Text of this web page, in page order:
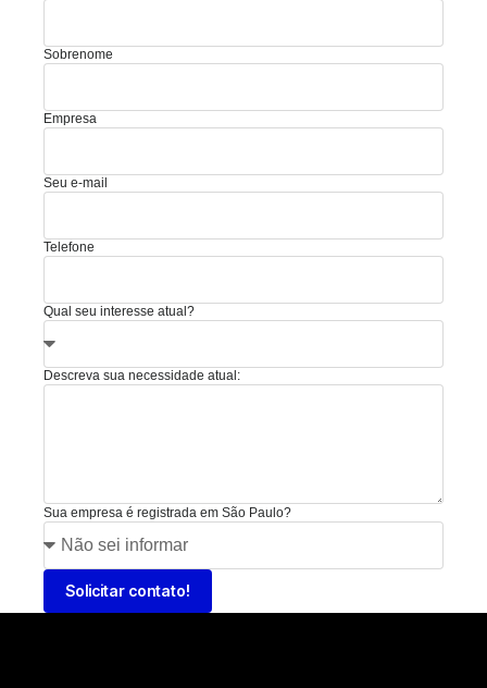
Sobrenome
Empresa
Seu e-mail
Telefone
Qual seu interesse atual?
Descreva sua necessidade atual:
Sua empresa é registrada em São Paulo?
Solicitar contato!